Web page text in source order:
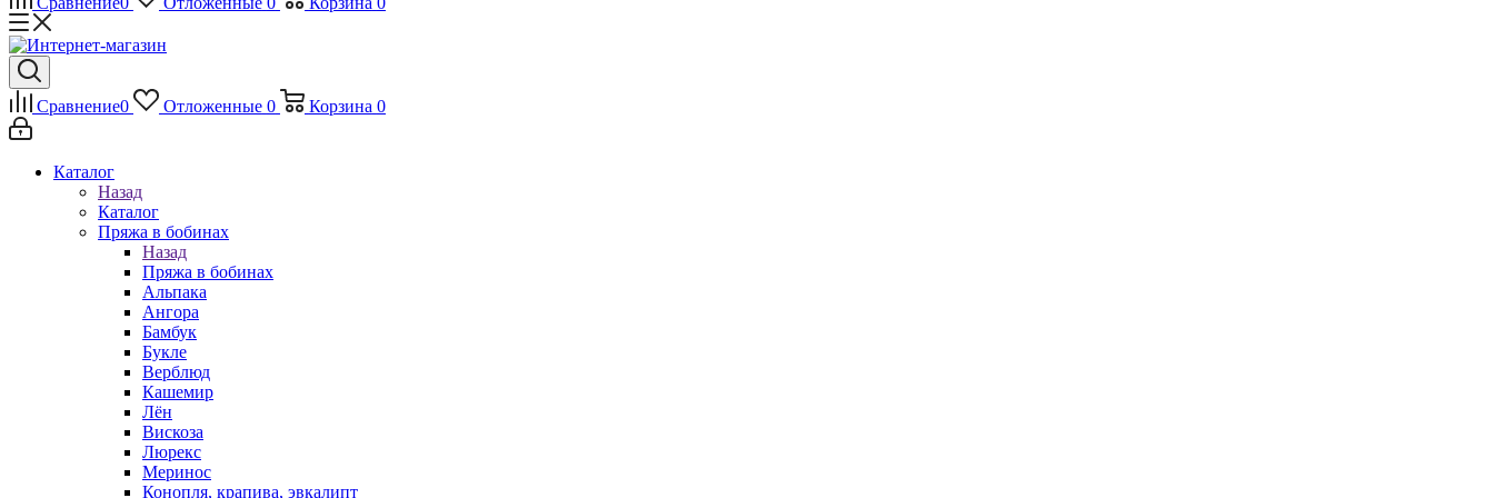
Сравнение0 Отложенные 0 Корзина 0
Каталог
Назад
Каталог
Пряжа в бобинах
Назад
Пряжа в бобинах
Альпака
Ангора
Бамбук
Букле
Верблюд
Кашемир
Лён
Вискоза
Люрекс
Меринос
Конопля, крапива, эвкалипт